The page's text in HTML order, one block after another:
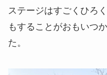
ステージはすごくひろ
もすることがおもいつ
た。